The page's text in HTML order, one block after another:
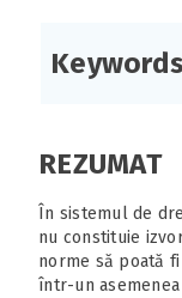
REZUMAT
În sistemul de
nu constituie
norme să poată
într-un